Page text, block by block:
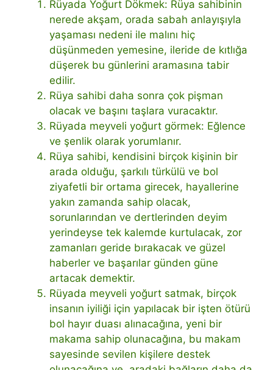
Rüyada Yoğurt Dökmek: Rüya sahibinin
nerede akşam, orada sabah anlayışıyla
yaşaması nedeni ile malını hiç
düşünmeden yemesine, ileride de kıtlığa
düşerek bu günlerini aramasına tabir
edilir.
Rüya sahibi daha sonra çok pişman
olacak ve başını taşlara vuracaktır.
Rüyada meyveli yoğurt görmek: Eğlence
ve şenlik olarak yorumlanır.
Rüya sahibi, kendisini birçok kişinin bir
arada olduğu, şarkılı türkülü ve bol
ziyafetli bir ortama girecek, hayallerine
yakın zamanda sahip olacak,
sorunlarından ve dertlerinden deyim
yerindeyse tek kalemde kurtulacak, zor
zamanları geride bırakacak ve güzel
haberler ve başarılar günden güne
artacak demektir.
Rüyada meyveli yoğurt satmak, birçok
insanın iyiliği için yapılacak bir işten ötürü
bol hayır duası alınacağına, yeni bir
makama sahip olunacağına, bu makam
sayesinde sevilen kişilere destek